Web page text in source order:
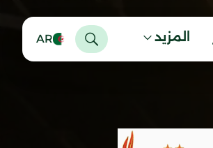
المزيد AR